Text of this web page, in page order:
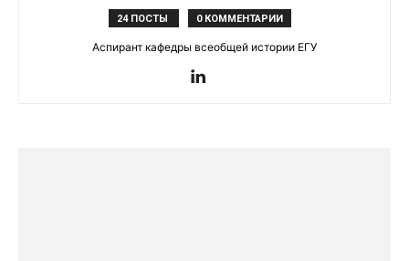
24 ПОСТЫ 0 КОММЕНТАРИИ
Аспирант кафедры всеобщей истории ЕГУ